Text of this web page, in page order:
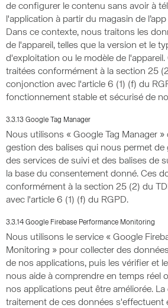
de configurer le contenu sans avoir à
l'application à partir du magasin de
Dans ce contexte, nous traitons les
de l'appareil, telles que la version et le
d'exploitation ou le modèle de
traitées conformément à la section 25
conjonction avec l'article 6 (1) (f) du
fonctionnement stable et sécurisé de
3.3.13 Google Tag Manager
Nous utilisons « Google Tag Manager
gestion des balises qui nous permet de
des services de suivi et des balises de
la base du consentement donné. Ces
conformément à la section 25 (2) du
avec l'article 6 (1) (f) du RGPD.
3.3.14 Google Firebase Performance Monitoring
Nous utilisons le service « Google
Monitoring » pour collecter des
de nos applications, puis les vérifier et
nous aide à comprendre en temps réel
nos applications peut être améliorée. La
traitement de ces données s'effectuent